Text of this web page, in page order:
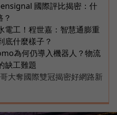
國際評比揭密：什
電工！程世嘉：智慧通膨重
底什麼樣子？
為何仍導入機器人？物流
缺工難題
大奪國際雙冠揭密好網路新